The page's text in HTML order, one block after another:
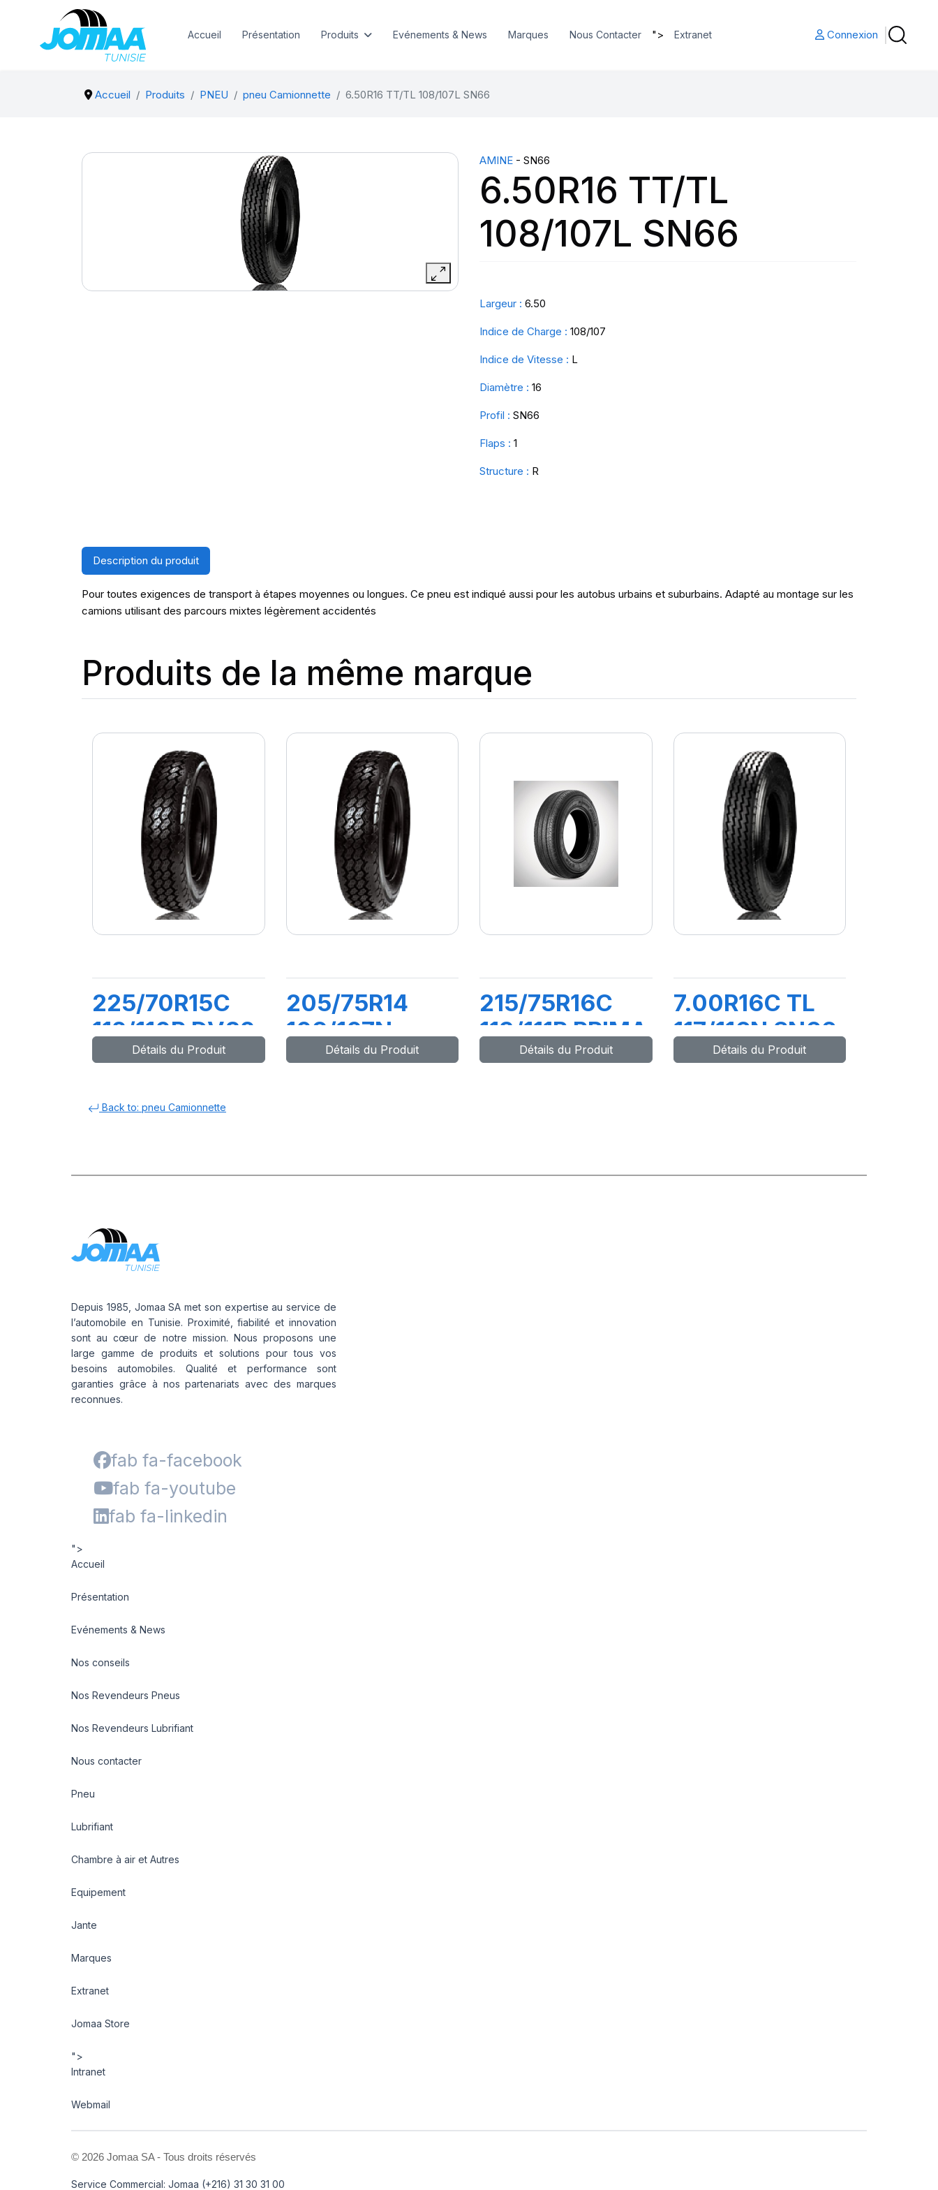
Accueil Présentation Produits Evénements & News Marques Nous Contacter "> Extranet Connexion
Accueil Produits PNEU pneu Camionnette 6.50R16 TT/TL 108/107L SN66
AMINE - SN66
6.50R16 TT/TL
108/107L SN66
Largeur : 6.50
Indice de Charge : 108/107
Indice de Vitesse : L
Diamètre : 16
Profil : SN66
Flaps : 1
Structure : R
Description du produit
Pour toutes exigences de transport à étapes moyennes ou longues. Ce pneu est indiqué aussi pour les autobus urbains et suburbains. Adapté au montage sur les
camions utilisant des parcours mixtes légèrement accidentés
Produits de la même marque
225/70R15C
112/110R DV82
Détails du Produit
205/75R14
109/107N
DV82Détails du Produit
215/75R16C
113/111R PRIMA
Détails du Produit
7.00R16C TL
117/116N SN66
Détails du Produit
Back to: pneu Camionnette
Depuis 1985, Jomaa SA met son expertise au service de
l’automobile en Tunisie. Proximité, fiabilité et innovation
sont au cœur de notre mission. Nous proposons une
large gamme de produits et solutions pour tous vos
besoins automobiles. Qualité et performance sont
garanties grâce à nos partenariats avec des marques
reconnues.
fab fa-facebook
fab fa-youtube
fab fa-linkedin
">
Accueil
Présentation
Evénements & News
Nos conseils
Nos Revendeurs Pneus
Nos Revendeurs Lubrifiant
Nous contacter
Pneu
Lubrifiant
Chambre à air et Autres
Equipement
Jante
Marques
Extranet
Jomaa Store
">
Intranet
Webmail
© 2026 Jomaa SA - Tous droits réservés
Service Commercial: Jomaa (+216) 31 30 31 00